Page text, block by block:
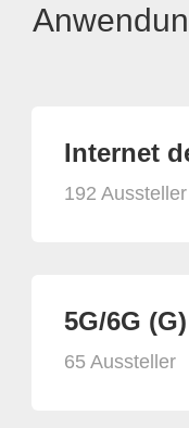
Internet
192 Aussteller
5G/6G (G)
65 Aussteller